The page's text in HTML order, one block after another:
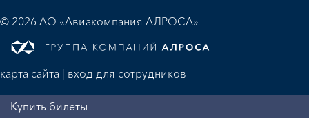
© 2026 АО «Авиакомпания АЛРОСА»
карта сайта | вход для сотрудников
Купить билеты